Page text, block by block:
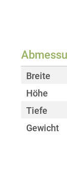
Breite
Höhe
Tiefe
Gewicht